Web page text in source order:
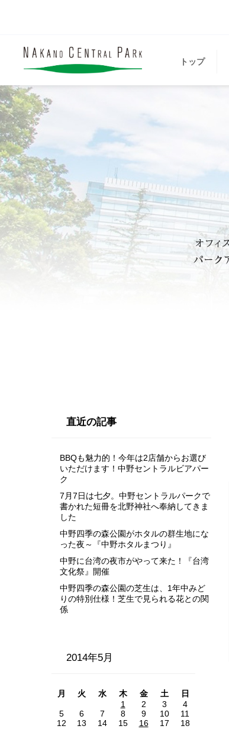
トップ
直近の記事
BBQも魅力的！今年は2店舗からお選び
いただけます！中野セントラルビアパー
ク
7月7日は七夕。中野セントラルパークで
書かれた短冊を北野神社へ奉納してきま
した
中野四季の森公園がホタルの群生地にな
った夜～『中野ホタルまつり』
中野に台湾の夜市がやって来た！『台湾
文化祭』開催
中野四季の森公園の芝生は、1年中みど
りの特別仕様！芝生で見られる花との関
係
2014年5月
月 火 水 木 金 土
日
1
2 3
4
5
6 7 8 9 10
11
12
13 14 15 16 17
18